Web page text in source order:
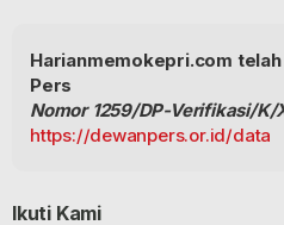
Harianmemokepri.com
Pers
Nomor 1259/DP-Verifikasi/K/
https://dewanpers.or.id/data
Ikuti Kami